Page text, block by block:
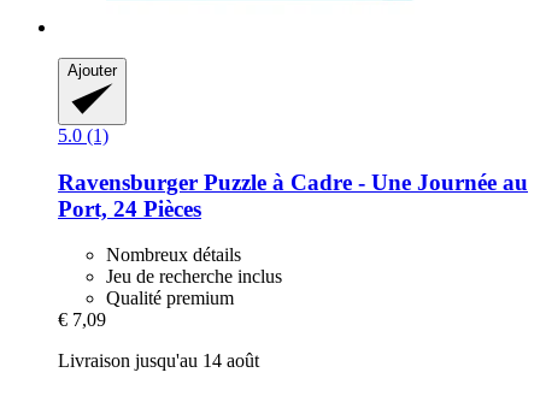
Ajouter
5.0 (1)
Ravensburger Puzzle à Cadre -​ Une Journée au
Port, 24 Pièces
Nombreux détails
Jeu de recherche inclus
Qualité premium
€ 7,09
Livraison jusqu'au 14 août